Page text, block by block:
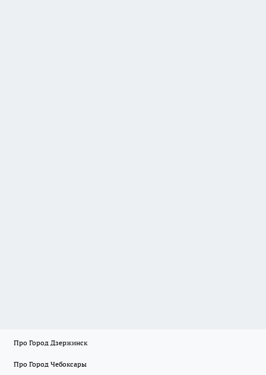
Про Город Дзержинск
Про Город Чебоксары